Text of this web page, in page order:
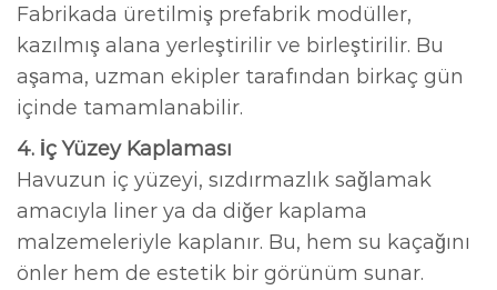
Fabrikada üretilmiş prefabrik modüller,
kazılmış alana yerleştirilir ve birleştirilir. Bu
aşama, uzman ekipler tarafından birkaç gün
içinde tamamlanabilir.
4. İç Yüzey Kaplaması
Havuzun iç yüzeyi, sızdırmazlık sağlamak
amacıyla liner ya da diğer kaplama
malzemeleriyle kaplanır. Bu, hem su kaçağını
önler hem de estetik bir görünüm sunar.